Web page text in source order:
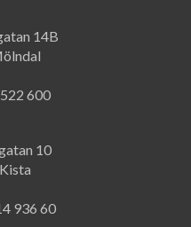
14B
600
10
936 60